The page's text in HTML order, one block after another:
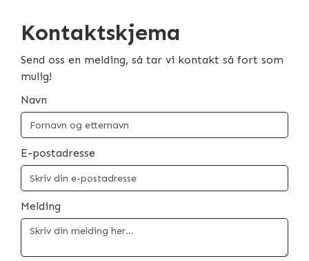
Kontaktskjema
Send oss en melding, så tar vi kontakt så fort som
mulig!
Navn
E-postadresse
Melding